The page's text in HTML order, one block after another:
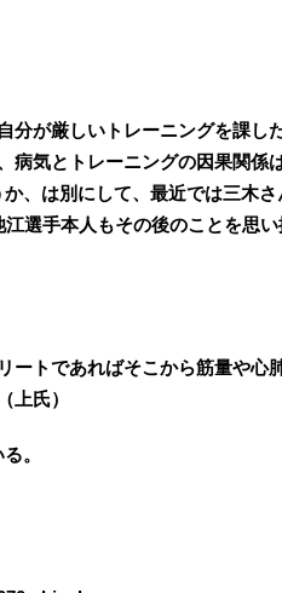
分が厳しいトレーニングを課し
病気とトレーニングの因果関係
、は別にして、最近では三木さ
選手本人もその後のことを思い
ートであればそこから筋量や心
上氏）
。